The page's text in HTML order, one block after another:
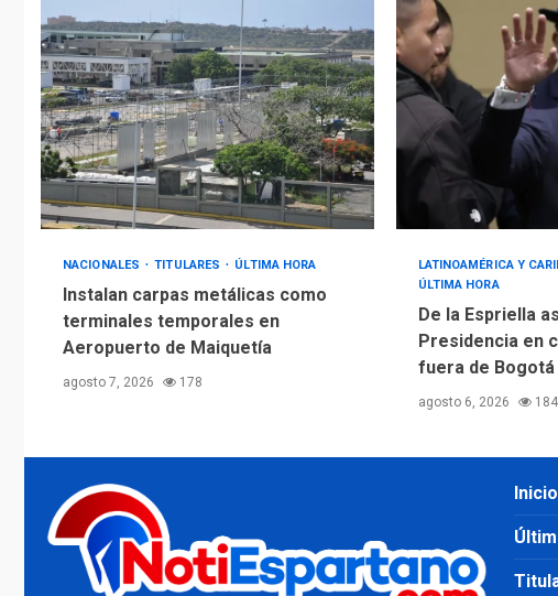
NACIONALES TITULARES ÚLTIMA HORA
Instalan carpas metálicas como
terminales temporales en
Aeropuerto de Maiquetía
agosto 7, 2026 178
LATINOAMÉRICA Y
ÚLTIMA HORA
De la Espriella
Presidencia en
fuera de Bogotá
agosto 6, 2026 184
Inicio